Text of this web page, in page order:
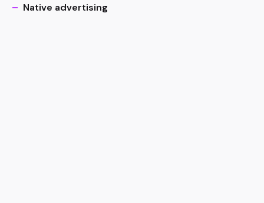
– Native advertising